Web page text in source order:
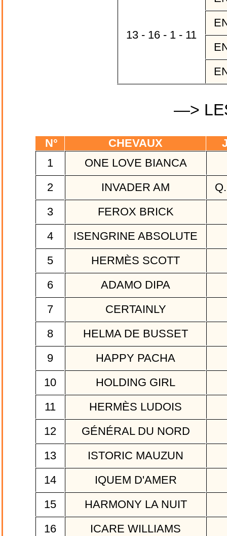
13 - 16 - 1 - 11
—>
N° CHEVAUX
1
ONE LOVE BIANCA
2
INVADER AM
3
FEROX BRICK
4
ISENGRINE ABSOLUTE
5
HERMÈS SCOTT
6
ADAMO DIPA
7
CERTAINLY
8
HELMA DE BUSSET
9
HAPPY PACHA
10
HOLDING GIRL
11
HERMÈS LUDOIS
12
GÉNÉRAL DU NORD
13
ISTORIC MAUZUN
14
IQUEM D'AMER
15
HARMONY LA NUIT
16
ICARE WILLIAMS